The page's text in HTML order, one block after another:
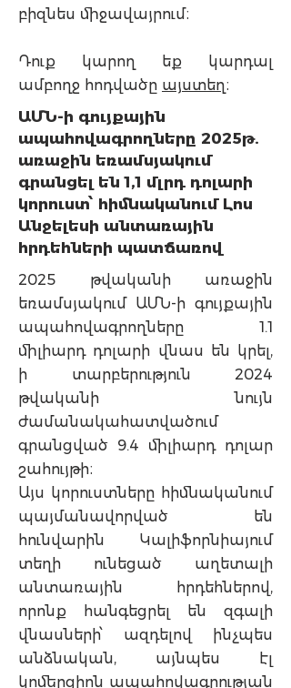
բիզնես միջավայրում։
Դուք կարող եք կարդալ
ամբողջ հոդվածը այստեղ։
ԱՄՆ-ի գույքային
ապահովագրողները 2025թ.
առաջին եռամսյակում
գրանցել են 1,1 մլրդ դոլարի
կորուստ՝ հիմնականում Լոս
Անջելեսի անտառային
հրդեհների պատճառով
2025 թվականի առաջին
եռամսյակում ԱՄՆ-ի գույքային
ապահովագրողները 1.1
միլիարդ դոլարի վնաս են կրել,
ի տարբերություն 2024
թվականի նույն
ժամանակահատվածում
գրանցված 9.4 միլիարդ դոլար
շահույթի։
Այս կորուստները հիմնականում
պայմանավորված են
հունվարին Կալիֆորնիայում
տեղի ունեցած աղետալի
անտառային հրդեհներով,
որոնք հանգեցրել են զգալի
վնասների՝ ազդելով ինչպես
անձնական, այնպես էլ
կոմերցիոն ապահովագրության